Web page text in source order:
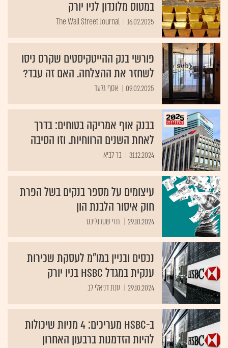
במטוס מלונדון לניו יורק
16.02.2025
The Wall Street Journal
פורשי בנק ההייטקיסטים שקרס ניסו
לשחזר את ההצלחה. האם זה עבד?
09.02.2025 אסף גלעד
בבנק אוף אמריקה בטוחים: בדרך
לאחת השנים הרווחיות. וזו הסיבה
31.12.2024 בר לביא
עיצומים על מספר בנקים בשל הפרת
חוק איסור הלבנת הון
29.10.2024 חזי שטרנליכט
נכסים ובניין במו"מ לעסקת שכירות
ענקית במגדל HSBC בניו יורק
29.10.2024 ענת דניאלי לב
ב-HSBC מעריכים: 4 מניות שיכולות
להיות הזדמנות ברבעון האחרון